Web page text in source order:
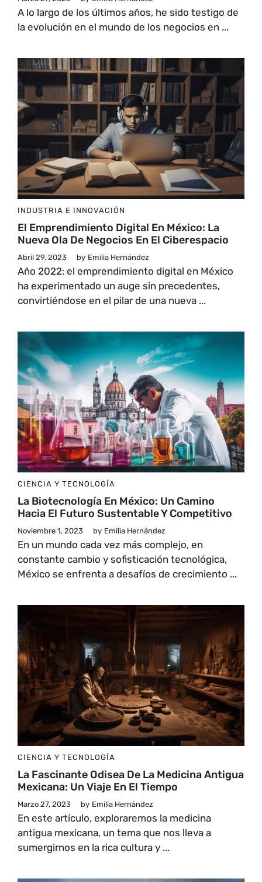
A lo largo de los últimos años, he sido testigo de
la evolución en el mundo de los negocios en ...
INDUSTRIA E INNOVACIÓN
El Emprendimiento Digital En México: La
Nueva Ola De Negocios En El Ciberespacio
Abril 29, 2023 by Emilia Hernández
Año 2022: el emprendimiento digital en México
ha experimentado un auge sin precedentes,
convirtiéndose en el pilar de una nueva ...
CIENCIA Y TECNOLOGÍA
La Biotecnología En México: Un Camino
Hacia El Futuro Sustentable Y Competitivo
Noviembre 1, 2023 by Emilia Hernández
En un mundo cada vez más complejo, en
constante cambio y sofisticación tecnológica,
México se enfrenta a desafíos de crecimiento ...
CIENCIA Y TECNOLOGÍA
La Fascinante Odisea De La Medicina Antigua
Mexicana: Un Viaje En El Tiempo
Marzo 27, 2023 by Emilia Hernández
En este artículo, exploraremos la medicina
antigua mexicana, un tema que nos lleva a
sumergirnos en la rica cultura y ...